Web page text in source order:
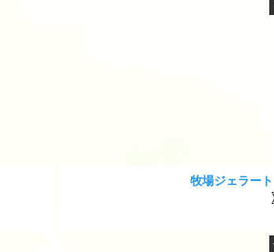
牧場ジェラー